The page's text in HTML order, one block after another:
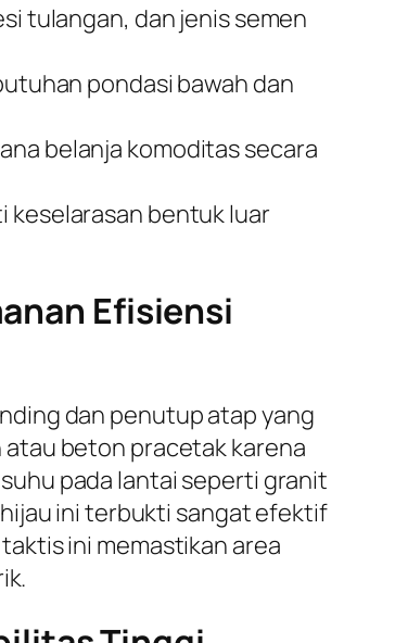
tulangan, dan jenis semen
pondasi bawah dan
belanja komoditas secara
keselarasan bentuk luar
Efisiensi
dan penutup atap yang
beton pracetak karena
pada lantai seperti granit
ini terbukti sangat efektif
ini memastikan area